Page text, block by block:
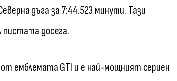
дъга за 7:44.523 минути. Тази
пистата досега.
емблемата GTI и е най-мощният сериен